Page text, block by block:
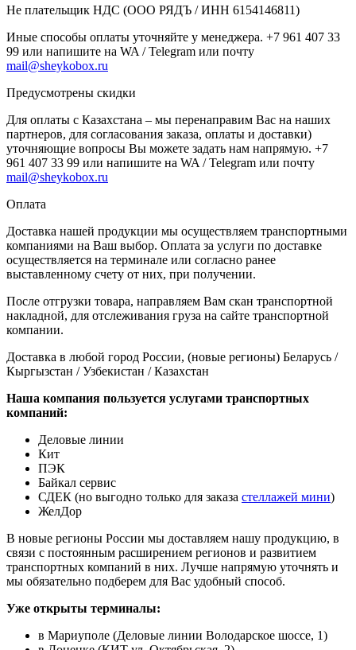
Не плательщик НДС (ООО РЯДЪ / ИНН 6154146811)
Иные способы оплаты уточняйте у менеджера. +7 961 407 33
99 или напишите на WA / Telegram или почту
mail@sheykobox.ru
Предусмотрены скидки
Для оплаты с Казахстана – мы перенаправим Вас на наших
партнеров, для согласования заказа, оплаты и доставки)
уточняющие вопросы Вы можете задать нам напрямую. +7
961 407 33 99 или напишите на WA / Telegram или почту
mail@sheykobox.ru
Оплата
Доставка нашей продукции мы осуществляем транспортными
компаниями на Ваш выбор. Оплата за услуги по доставке
осуществляется на терминале или согласно ранее
выставленному счету от них, при получении.
После отгрузки товара, направляем Вам скан транспортной
накладной, для отслеживания груза на сайте транспортной
компании.
Доставка в любой город России, (новые регионы) Беларусь /
Кыргызстан / Узбекистан / Казахстан
Наша компания пользуется услугами транспортных
компаний:
Деловые линии
Кит
ПЭК
Байкал сервис
СДЕК (но выгодно только для заказа стеллажей мини)
ЖелДор
В новые регионы России мы доставляем нашу продукцию, в
связи с постоянным расширением регионов и развитием
транспортных компаний в них. Лучше напрямую уточнять и
мы обязательно подберем для Вас удобный способ.
Уже открыты терминалы:
в Мариуполе (Деловые линии Володарское шоссе, 1)